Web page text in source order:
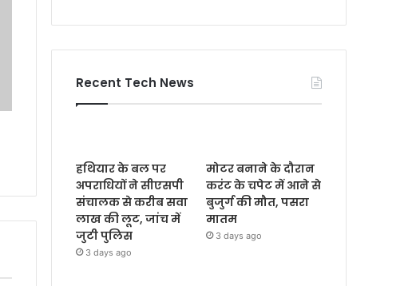
Recent Tech News
हथियार के बल पर
अपराधियों ने सीएसपी
संचालक से करीब सवा
लाख की लूट, जांच में
जुटी पुलिस
3 days ago
मोटर बनाने के दौरान
करंट के चपेट में आने से
बुजुर्ग की मौत, पसरा
मातम
3 days ago